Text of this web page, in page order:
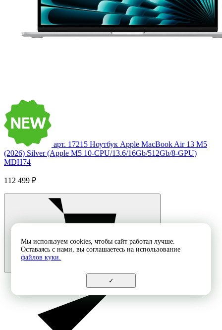
арт. 17215 Ноутбук Apple MacBook Air 13 M5
(2026) Silver (Apple M5 10-CPU/13.6/16Gb/512Gb/8-GPU)
MDH74
112 499 ₽
Мы используем cookies, чтобы сайт работал лучше.
Оставаясь с нами, вы соглашаетесь на использование
файлов куки.
✓